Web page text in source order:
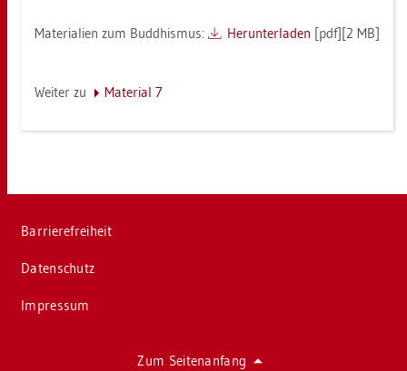
Ma­te­ria­li­en zum Bud­dhis­mus: Her­un­ter­la­den [pdf][2 MB]
Wei­ter zu Ma­te­ri­al 7
Bar­rie­re­frei­heit
Da­ten­schutz
Im­pres­sum
Zum Sei­ten­an­fang